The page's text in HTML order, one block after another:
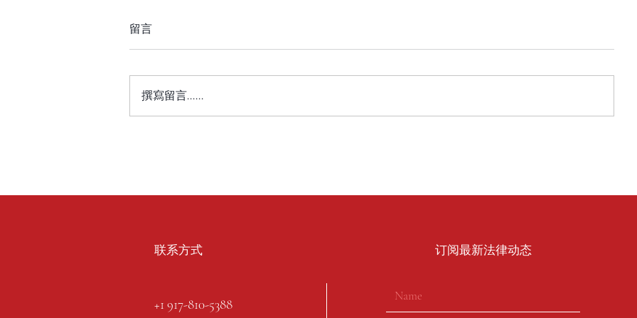
留言
撰寫留言......
联系方式 ​订阅最新法律动态
+1 917-810-5388